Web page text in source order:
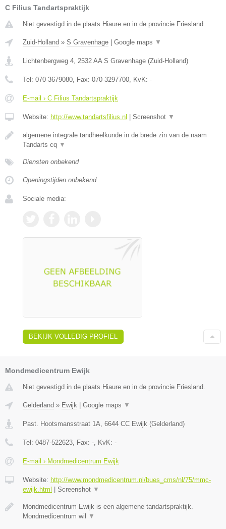
C Filius Tandartspraktijk
Niet gevestigd in de plaats Hiaure en in de provincie Friesland.
Zuid-Holland » S Gravenhage Google maps ▼
Lichtenbergweg 4, 2532 AA S Gravenhage (Zuid-Holland)
Tel: 070-3679080, Fax: 070-3297700, KvK: -
E-mail › C Filius Tandartspraktijk
Website: http://www.tandartsfilius.nl Screenshot ▼
algemene integrale tandheelkunde in de brede zin van de naam
Tandarts cq ▼
Diensten onbekend
Openingstijden onbekend
Sociale media:
BEKIJK VOLLEDIG PROFIEL
Mondmedicentrum Ewijk
Niet gevestigd in de plaats Hiaure en in de provincie Friesland.
Gelderland » Ewijk Google maps ▼
Past. Hootsmansstraat 1A, 6644 CC Ewijk (Gelderland)
Tel: 0487-522623, Fax: -, KvK: -
E-mail › Mondmedicentrum Ewijk
Website: http://www.mondmedicentrum.nl/bues_cms/nl/75/mmc-
ewijk.html
Screenshot ▼
Mondmedicentrum Ewijk is een algemene tandartspraktijk.
Mondmedicentrum wil
▼